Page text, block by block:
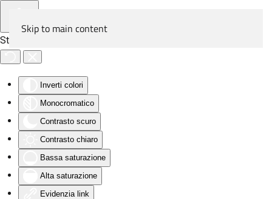
Strumenti di accessibilità
Inverti colori
Monocromatico
Contrasto scuro
Contrasto chiaro
Bassa saturazione
Alta saturazione
Evidenzia link
Skip to main content